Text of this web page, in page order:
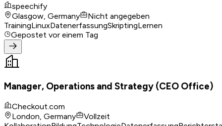
speechify
Glasgow, Germany
Nicht angegeben
TrainingLinuxDatenerfassungSkriptingLernen
Gepostet vor einem Tag
Manager, Operations and Strategy (CEO Office)
Checkout.com
London, Germany
Vollzeit